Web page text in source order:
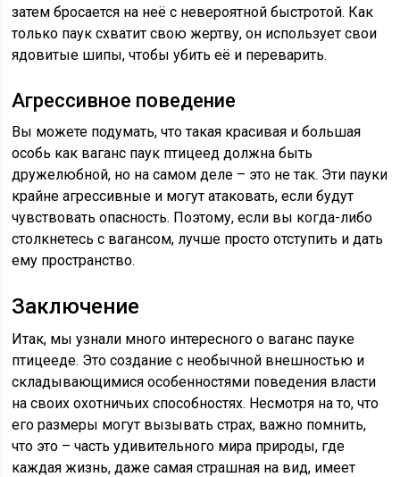
затем бросается на неё с невероятной быстротой. Как
только паук схватит свою жертву, он использует свои
ядовитые шипы, чтобы убить её и переварить.
Агрессивное поведение
Вы можете подумать, что такая красивая и большая
особь как ваганс паук птицеед должна быть
дружелюбной, но на самом деле – это не так. Эти пауки
крайне агрессивные и могут атаковать, если будут
чувствовать опасность. Поэтому, если вы когда-либо
столкнетесь с вагансом, лучше просто отступить и дать
ему пространство.
Заключение
Итак, мы узнали много интересного о ваганс пауке
птицееде. Это создание с необычной внешностью и
складывающимися особенностями поведения власти
на своих охотничьих способностях. Несмотря на то, что
его размеры могут вызывать страх, важно помнить,
что это – часть удивительного мира природы, где
каждая жизнь, даже самая страшная на вид, имеет